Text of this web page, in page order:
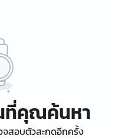
ที่คุณค้นหา
จสอบตัวสะกดอีกครั้ง